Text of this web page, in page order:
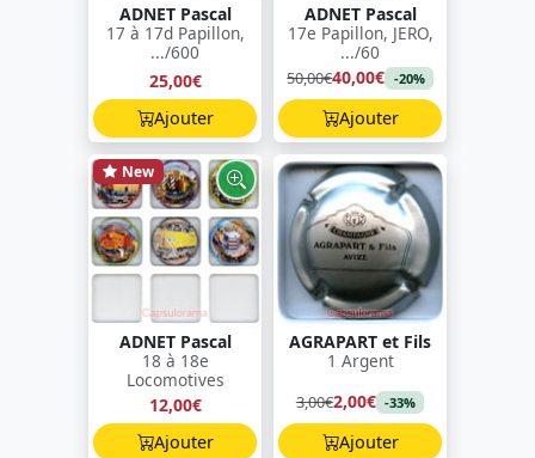
ADNET Pascal
17 à 17d Papillon,
.../600
25,00€
Ajouter
ADNET Pascal
17e Papillon, JERO,
.../60
50,00€40,00€ -20%
Ajouter
New
ADNET Pascal
18 à 18e
Locomotives
12,00€
Ajouter
AGRAPART et Fils
1 Argent
3,00€2,00€ -33%
Ajouter